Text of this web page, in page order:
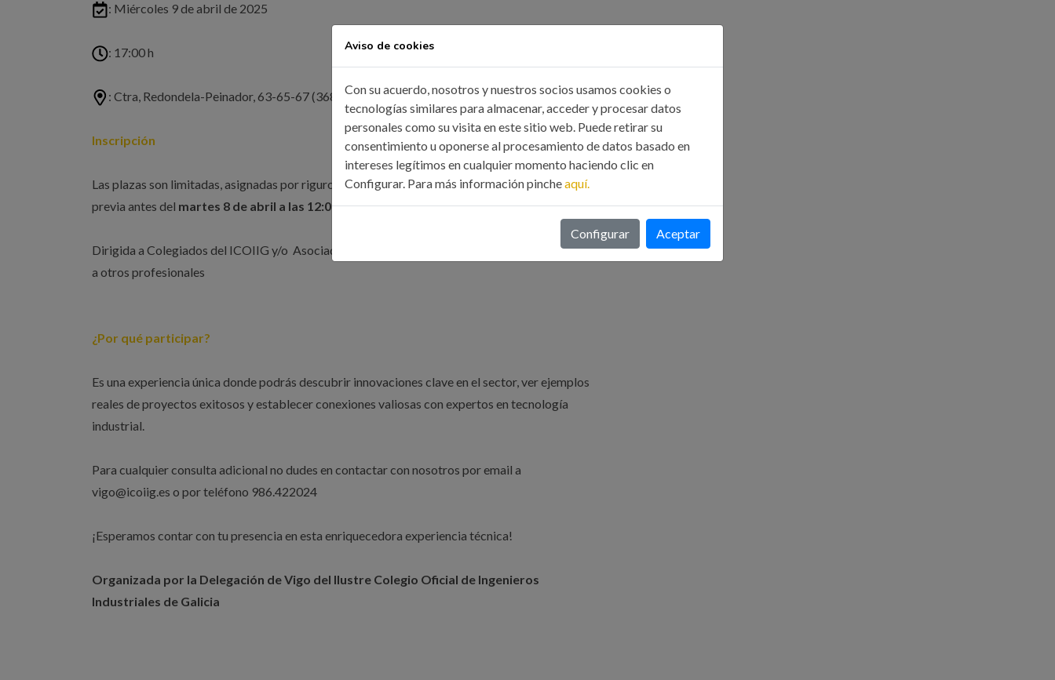
: Miércoles 9 de abril de 2025
: 17:00 h
: Ctra, Redondela-Peinador, 63-65-67 (36815 - Redondela)
Inscripción
Las plazas son limitadas, asignadas por riguroso orden de inscripción y se requiere inscripción
previa antes del martes 8 de abril a las 12:00 h.
Dirigida a Colegiados del ICOIIG y/o Asociados de la AIIG y Alumnos Asociados de la AIIG y
a otros profesionales
¿Por qué participar?
Es una experiencia única donde podrás descubrir innovaciones clave en el sector, ver ejemplos
reales de proyectos exitosos y establecer conexiones valiosas con expertos en tecnología
industrial.
Para cualquier consulta adicional no dudes en contactar con nosotros por email a
vigo@icoiig.es o por teléfono 986.422024
¡Esperamos contar con tu presencia en esta enriquecedora experiencia técnica!
Organizada por la Delegación de Vigo del Ilustre Colegio Oficial de Ingenieros
Industriales de Galicia
Aviso de cookies
Con su acuerdo, nosotros y nuestros socios usamos cookies o
tecnologías similares para almacenar, acceder y procesar datos
personales como su visita en este sitio web. Puede retirar su
consentimiento u oponerse al procesamiento de datos basado en
intereses legítimos en cualquier momento haciendo clic en
Configurar. Para más información pincheaquí.
Configurar Aceptar